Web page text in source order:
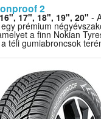
2
17", 18", 19", 20" -
prémium
a finn Nokian
téli gumiabroncsok